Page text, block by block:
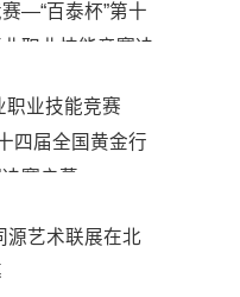
—“百泰杯”第十
职业技能竞赛决
职业技能竞赛
四届全国黄金行
赛启幕
源艺术联展在北